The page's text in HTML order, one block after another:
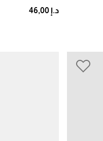
د.إ 46,00